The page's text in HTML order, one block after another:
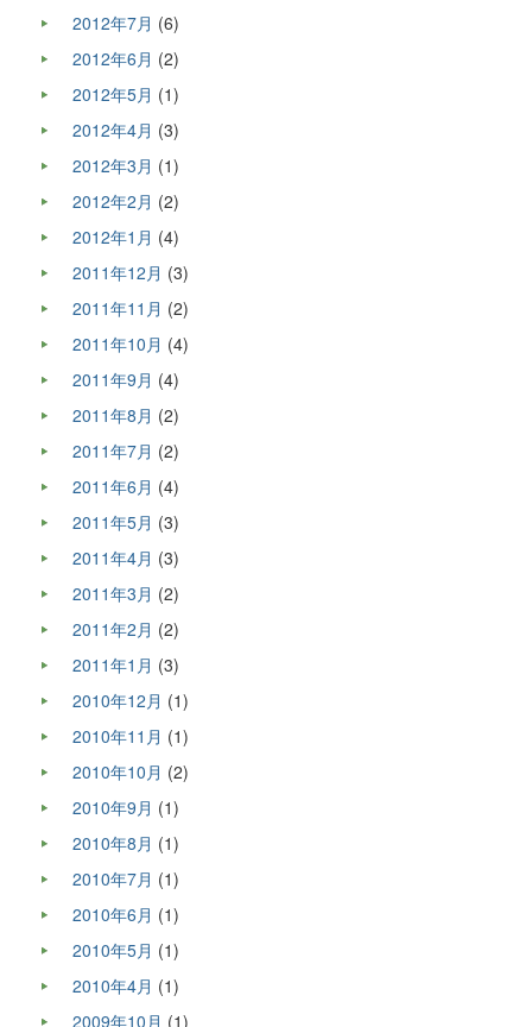
2012年7月 (6)
2012年6月 (2)
2012年5月 (1)
2012年4月 (3)
2012年3月 (1)
2012年2月 (2)
2012年1月 (4)
2011年12月 (3)
2011年11月 (2)
2011年10月 (4)
2011年9月 (4)
2011年8月 (2)
2011年7月 (2)
2011年6月 (4)
2011年5月 (3)
2011年4月 (3)
2011年3月 (2)
2011年2月 (2)
2011年1月 (3)
2010年12月 (1)
2010年11月 (1)
2010年10月 (2)
2010年9月 (1)
2010年8月 (1)
2010年7月 (1)
2010年6月 (1)
2010年5月 (1)
2010年4月 (1)
2009年10月 (1)